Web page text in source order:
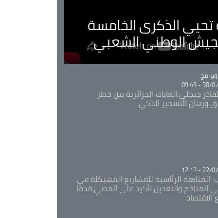
تحيي الذكرى الخامسة
الوطني الشعبي
30/07/
جيجلي:الغابات الجزائرية بين خطر
ورهان التشجير الذكي
22/07/
المتابعة الرئاسية للمشاريع المهيكلة في
المناجم والتعدين تأكيد على المضي قدما
الاقتصاد